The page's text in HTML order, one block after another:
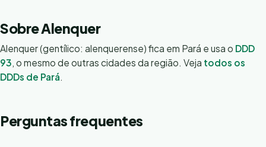
Sobre Alenquer
Alenquer (gentílico: alenquerense) fica em Pará e usa o DDD
93, o mesmo de outras cidades da região. Veja todos os
DDDs de Pará.
Perguntas frequentes